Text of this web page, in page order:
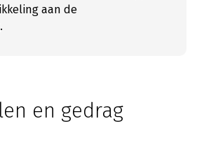
aan de
en gedrag